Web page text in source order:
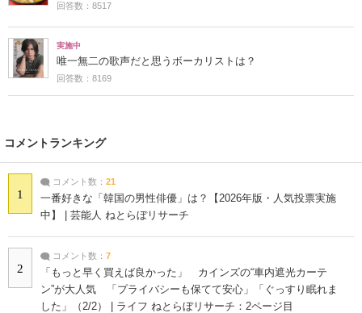
回答数：8517
実施中
唯一無二の歌声だと思うボーカリストは？
回答数：8169
コメントランキング
1
コメント数： 21
一番好きな「韓国の男性俳優」は？【2026年版・人気投票実施
中】 | 芸能人 ねとらぼリサーチ
2
コメント数： 7
「もっと早く買えば良かった」 カインズの“車内遮光カーテ
ン”が大人気 「プライバシーも保てて安心」「ぐっすり眠れま
した」（2/2） | ライフ ねとらぼリサーチ：2ページ目